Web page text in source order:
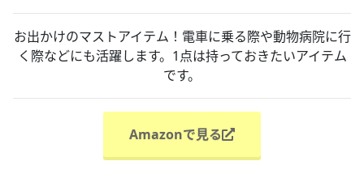
お出かけのマストアイテム！電車に乗る際や動物病院に行
く際などにも活躍します。1点は持っておきたいアイテム
です。
Amazonで見る